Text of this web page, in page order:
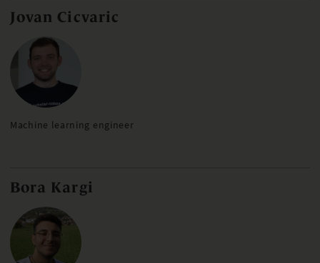
Jovan Cicvaric
Machine learning engineer
Bora Kargi